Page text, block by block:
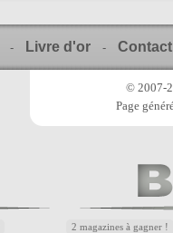
- Livre d'or - Contact
© 2007-
Page
2 magazines à gagner !